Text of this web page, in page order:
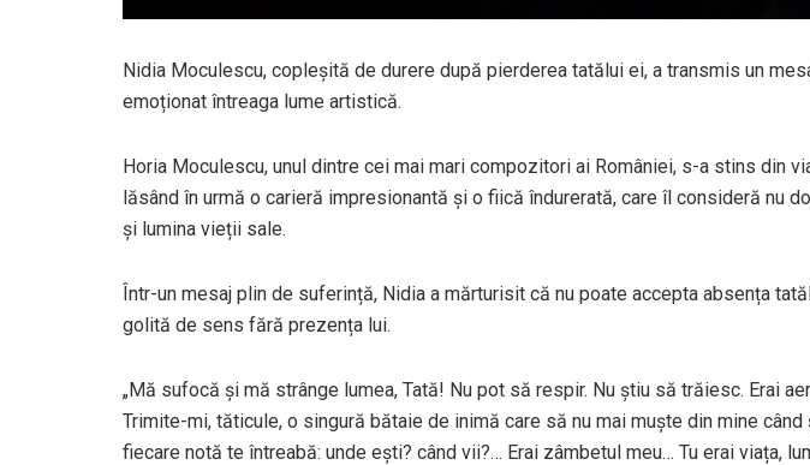
Nidia Moculescu, copleșită de durere după pierderea tatălui ei, a transmis un
emoționat întreaga lume artistică.
Horia Moculescu, unul dintre cei mai mari compozitori ai României, s-a stins din
lăsând în urmă o carieră impresionantă și o fiică îndurerată, care îl consideră nu
și lumina vieții sale.
Într-un mesaj plin de suferință, Nidia a mărturisit că nu poate accepta absența
golită de sens fără prezența lui.
„Mă sufocă și mă strânge lumea, Tată! Nu pot să respir. Nu știu să trăiesc. Erai
Trimite-mi, tăticule, o singură bătaie de inimă care să nu mai muște din mine
fiecare notă te întreabă: unde ești? când vii?… Erai zâmbetul meu… Tu erai viața,